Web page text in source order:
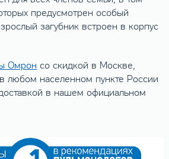
предусмотрен особый
загубник встроен в корпус
Омрон со скидкой в Москве,
любом населенном пункте России
в нашем официальном